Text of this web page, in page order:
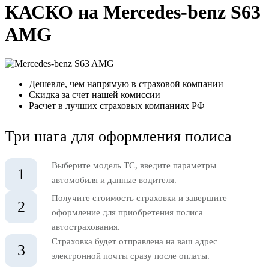
КАСКО на Mercedes-benz S63
AMG
Дешевле, чем напрямую в страховой компании
Скидка за счет нашей комиссии
Расчет в лучших страховых компаниях РФ
Три шага для оформления полиса
1
Выберите модель ТС, введите параметры
автомобиля и данные водителя.
2
Получите стоимость страховки и завершите
оформление для приобретения полиса
автострахования.
3
Страховка будет отправлена на ваш адрес
электронной почты сразу после оплаты.